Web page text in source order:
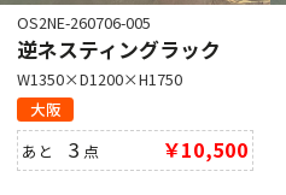
OS2NE-260706-005
逆ネスティングラック
W1350×D1200×H1750
大阪
あと3 点 ￥10,500